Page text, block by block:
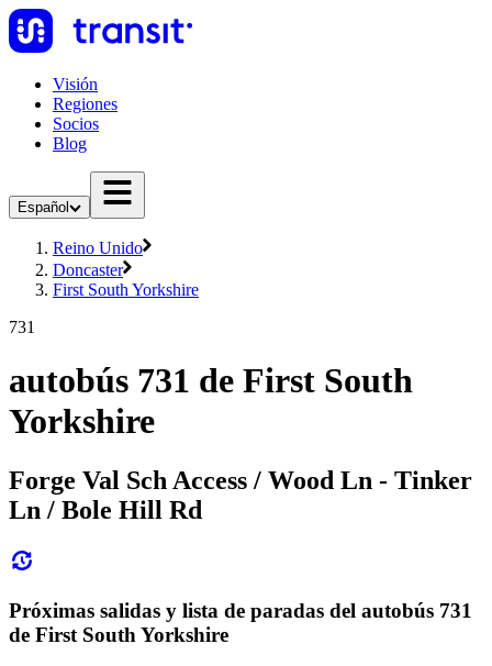
Visión
Regiones
Socios
Blog
Español
Reino Unido
Doncaster
First South Yorkshire
731
autobús 731 de First South
Yorkshire
Forge Val Sch Access / Wood Ln - Tinker
Ln / Bole Hill Rd
Próximas salidas y lista de paradas del autobús 731
de First South Yorkshire